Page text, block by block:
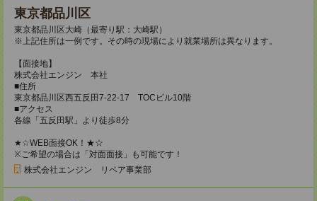
東京都品川区
東京都品川区大崎（最寄り駅：大崎駅）
※上記住所は一例です。その時の現場により就業場所は異なります。
【面接地】
株式会社エンジン 本社
■住所
東京都品川区西五反田7-22-17 TOCビル10階
■アクセス
各線「五反田駅」より徒歩8分
★☆WEB面接OK！★☆
※ご希望の場合は「対面面接」も可能です！
株式会社エンジン リペア事業部